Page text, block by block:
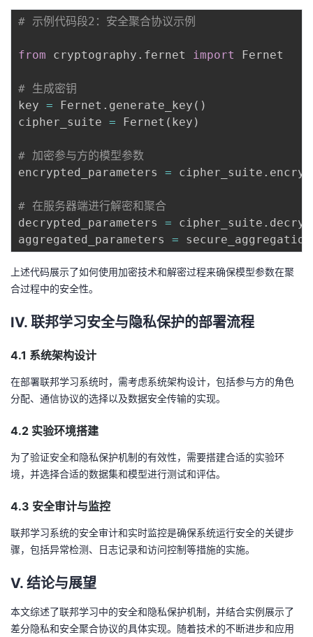
# 示例代码段2：安全聚合协议示例
from cryptography . fernet import Fernet
# 生成密钥
key = Fernet . generate_key ( )
cipher_suite = Fernet ( key )
# 加密参与方的模型参数
encrypted_parameters = cipher_suite .
# 在服务器端进行解密和聚合
decrypted_parameters = cipher_suite .
aggregated_parameters = secure_aggregation
上述代码展示了如何使用加密技术和解密过程来确保模型参数在聚
合过程中的安全性。
IV. 联邦学习安全与隐私保护的部署流程
4.1 系统架构设计
在部署联邦学习系统时，需考虑系统架构设计，包括参与方的角色
分配、通信协议的选择以及数据安全传输的实现。
4.2 实验环境搭建
为了验证安全和隐私保护机制的有效性，需要搭建合适的实验环
境，并选择合适的数据集和模型进行测试和评估。
4.3 安全审计与监控
联邦学习系统的安全审计和实时监控是确保系统运行安全的关键步
骤，包括异常检测、日志记录和访问控制等措施的实施。
V. 结论与展望
本文综述了联邦学习中的安全和隐私保护机制，并结合实例展示了
差分隐私和安全聚合协议的具体实现。随着技术的不断进步和应用